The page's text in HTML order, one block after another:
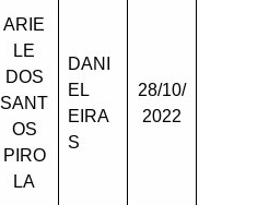
ARIE
LE
DOS
SANT
OS
PIRO
LA
DANI
EL
EIRA
S
28/10/
2022